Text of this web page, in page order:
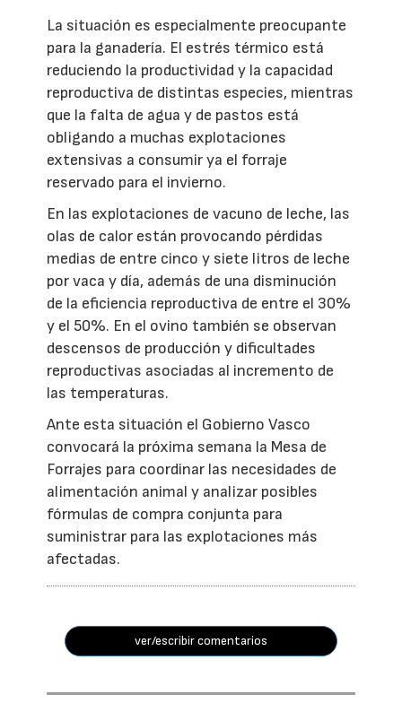
La situación es especialmente preocupante
para la ganadería. El estrés térmico está
reduciendo la productividad y la capacidad
reproductiva de distintas especies, mientras
que la falta de agua y de pastos está
obligando a muchas explotaciones
extensivas a consumir ya el forraje
reservado para el invierno.
En las explotaciones de vacuno de leche, las
olas de calor están provocando pérdidas
medias de entre cinco y siete litros de leche
por vaca y día, además de una disminución
de la eficiencia reproductiva de entre el 30%
y el 50%. En el ovino también se observan
descensos de producción y dificultades
reproductivas asociadas al incremento de
las temperaturas.
Ante esta situación el Gobierno Vasco
convocará la próxima semana la Mesa de
Forrajes para coordinar las necesidades de
alimentación animal y analizar posibles
fórmulas de compra conjunta para
suministrar para las explotaciones más
afectadas.
ver/escribir comentarios